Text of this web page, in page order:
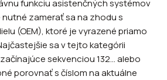
funkciu asistenčných systémov
nutné zamerať sa na zhodu s
(OEM), ktoré je vyrazené priamo
sa v tejto kategórii
sekvenciou 132... alebo
porovnať s číslom na aktuálne